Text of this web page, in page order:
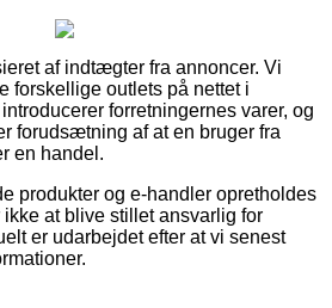
af indtægter fra annoncer. Vi
forskellige outlets på nettet i
forretningernes varer, og
forudsætning af at en bruger fra
en handel.
produkter og e-handler opretholdes
at blive stillet ansvarlig for
er udarbejdet efter at vi senest